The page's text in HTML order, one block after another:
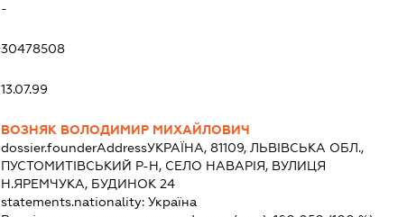
-
30478508
13.07.99
ВОЗНЯК ВОЛОДИМИР МИХАЙЛОВИЧ
dossier.founderAddressУКРАЇНА, 81109, ЛЬВІВСЬКА ОБЛ.,
ПУСТОМИТІВСЬКИЙ Р-Н, СЕЛО НАВАРІЯ, ВУЛИЦЯ
Н.ЯРЕМЧУКА, БУДИНОК 24
statements.nationality: Україна